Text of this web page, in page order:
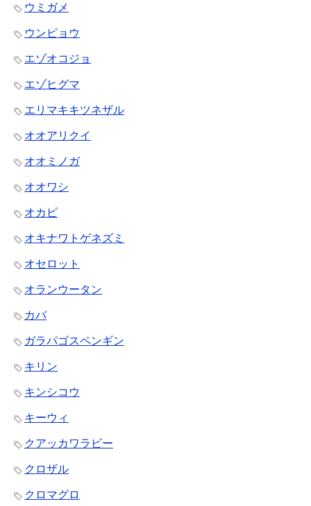
ウミガメ
ウンピョウ
エゾオコジョ
エゾヒグマ
エリマキキツネザル
オオアリクイ
オオミノガ
オオワシ
オカピ
オキナワトゲネズミ
オセロット
オランウータン
カバ
ガラパゴスペンギン
キリン
キンシコウ
キーウィ
クアッカワラビー
クロザル
クロマグロ